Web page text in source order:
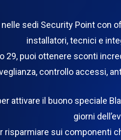
nelle sedi Security Point
installatori, tecnici e
29, puoi ottenere sconti
controllo accessi,
attivare il buono speciale
giorni
risparmiare sui componenti